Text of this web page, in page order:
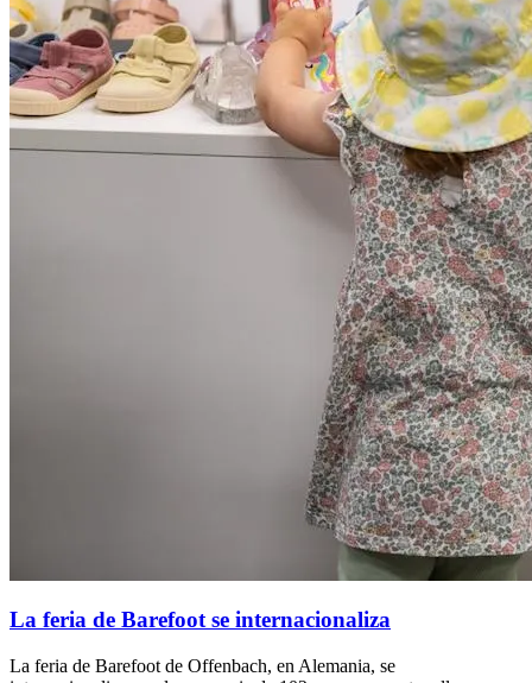
La feria de Barefoot se internacionaliza
La feria de Barefoot de Offenbach, en Alemania, se